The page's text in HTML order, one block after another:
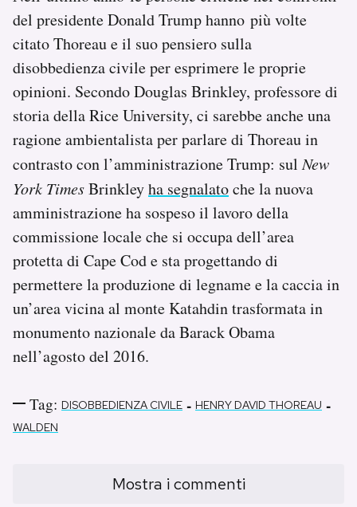
del presidente Donald Trump hanno più volte
citato Thoreau e il suo pensiero sulla
disobbedienza civile per esprimere le proprie
opinioni. Secondo Douglas Brinkley, professore di
storia della Rice University, ci sarebbe anche una
ragione ambientalista per parlare di Thoreau in
contrasto con l’amministrazione Trump: sulNew
York TimesBrinkleyha segnalatoche la nuova
amministrazione ha sospeso il lavoro della
commissione locale che si occupa dell’area
protetta di Cape Cod e sta progettando di
permettere la produzione di legname e la caccia in
un’area vicina al monte Katahdin trasformata in
monumento nazionale da Barack Obama
nell’agosto del 2016.
Tag: DISOBBEDIENZA CIVILE - HENRY DAVID THOREAU -
WALDEN
Mostra i commenti